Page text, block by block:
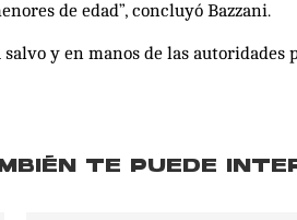
de edad”, concluyó Bazzani.
y en manos de las autoridades
TE PUEDE